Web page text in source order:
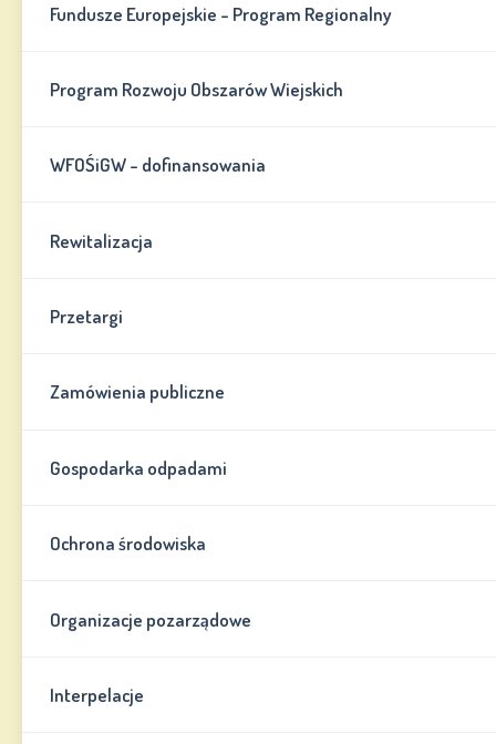
Fundusze Europejskie - Program Regionalny
Program Rozwoju Obszarów Wiejskich
WFOŚiGW - dofinansowania
Rewitalizacja
Przetargi
Zamówienia publiczne
Gospodarka odpadami
Ochrona środowiska
Organizacje pozarządowe
Interpelacje